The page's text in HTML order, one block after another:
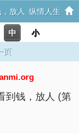
放人 纵情人生
中 小
页
到钱，放人 (第